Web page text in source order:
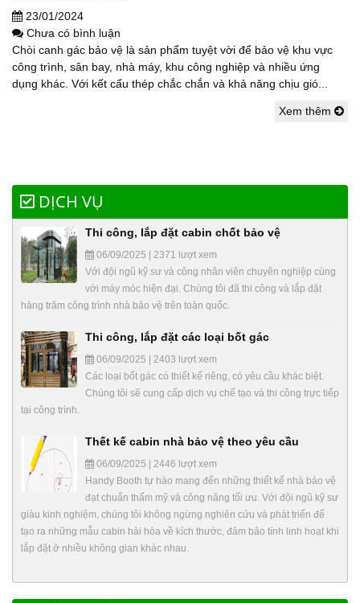
23/01/2024
Chưa có bình luận
Chòi canh gác bảo vệ là sản phẩm tuyệt vời để bảo vệ khu vực
công trình, sân bay, nhà máy, khu công nghiệp và nhiều ứng
dụng khác. Với kết cấu thép chắc chắn và khả năng chịu gió...
Xem thêm
DỊCH VỤ
Thi công, lắp đặt cabin chốt bảo vệ
06/09/2025 | 2371 lượt xem
Với đội ngũ kỹ sư và công nhân viên chuyên nghiệp cùng
với máy móc hiện đại. Chúng tôi đã thi công và lắp đặt
hàng trăm công trình nhà bảo vệ trên toàn quốc.
Thi công, lắp đặt các loại bốt gác
06/09/2025 | 2403 lượt xem
Các loại bốt gác có thiết kế riêng, có yêu cầu khác biệt.
Chúng tôi sẽ cung cấp dịch vụ chế tạo và thi công trực tiếp
tại công trình.
Thết kế cabin nhà bảo vệ theo yêu cầu
06/09/2025 | 2446 lượt xem
Handy Booth tự hào mang đến những thiết kế nhà bảo vệ
đạt chuẩn thẩm mỹ và công năng tối ưu. Với đội ngũ kỹ sư
giàu kinh nghiệm, chúng tôi không ngừng nghiên cứu và phát triển để
tạo ra những mẫu cabin hài hòa về kích thước, đảm bảo tính linh hoạt khi
lắp đặt ở nhiều không gian khác nhau.